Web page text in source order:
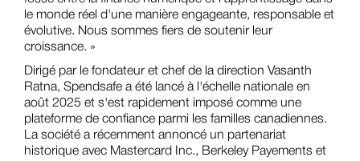
le monde réel d'une manière engageante, responsable et
évolutive. Nous sommes fiers de soutenir leur
croissance. »
Dirigé par le fondateur et chef de la direction Vasanth
Ratna, Spendsafe a été lancé à l'échelle nationale en
août 2025 et s'est rapidement imposé comme une
plateforme de confiance parmi les familles canadiennes.
La société a récemment annoncé un partenariat
historique avec Mastercard Inc., Berkeley Payements et